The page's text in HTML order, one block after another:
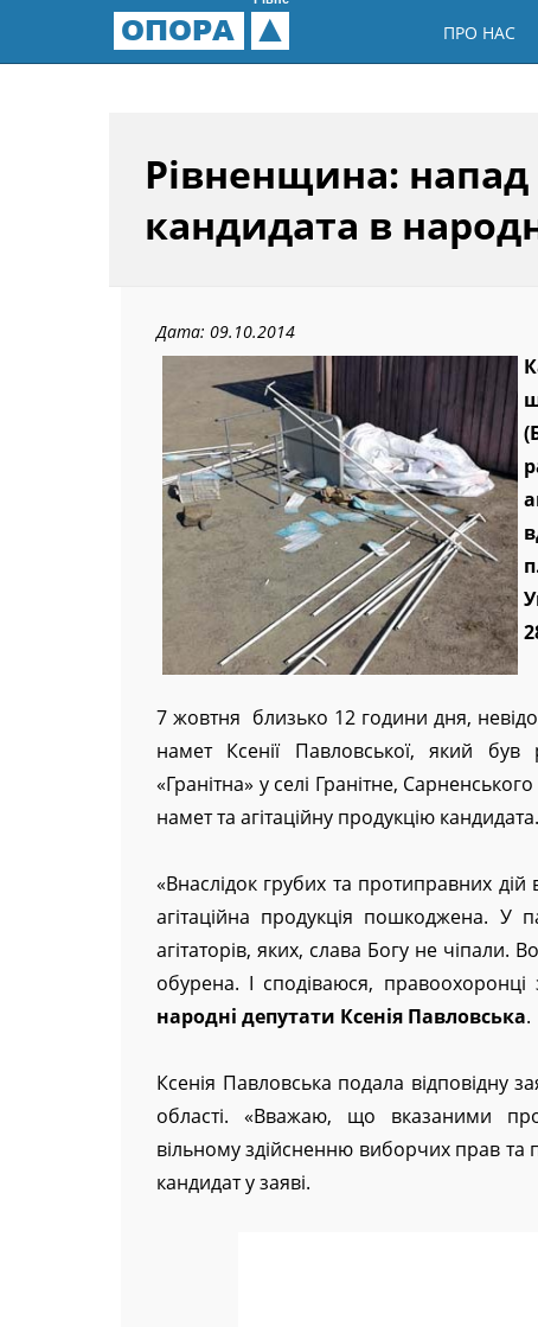
ОПОРА
Рівне
Рівненщина: напад
кандидата в
Дата: 09.10.2014
7 жовтня близько 12 години дня,
намет Ксенії Павловської, який був
«Гранітна» у селі Гранітне,
«Внаслідок грубих та протиправних
агітаційна продукція пошкоджена. У
агітаторів, яких, слава Богу не чіпали.
обурена. І сподіваюся,
Ксенія Павловська подала відповідну
області. «Вважаю, що вказаними
вільному здійсненню виборчих прав та